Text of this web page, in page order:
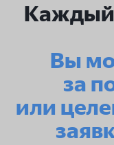
Каждый
Вы
за
или